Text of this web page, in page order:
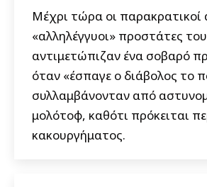
Μέχρι τώρα οι παρακρατικοί
«αλληλέγγυοι» προστάτες
αντιμετώπιζαν ένα σοβαρό
όταν «έσπαγε ο διάβολος το
συλλαμβάνονταν από
μολότοφ, καθότι πρόκειται
κακουργήματος.